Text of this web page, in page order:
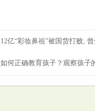
12亿“彩妆鼻祖”被国货打败,
如何正确教育孩子？观察孩子